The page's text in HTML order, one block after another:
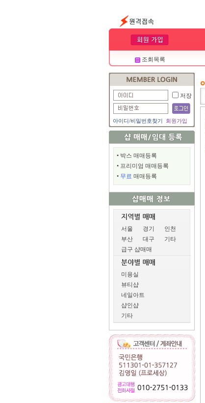
조회목록
저장
아이디/비밀번호찾기 회원가입
• 박스 매매등록
• 프리미엄 매매등록
• 무료 매매등록
서울 경기
인천
부산
대구
기타
급구 샵매매
미용실
뷰티샵
네일아트
샵인샵
기타